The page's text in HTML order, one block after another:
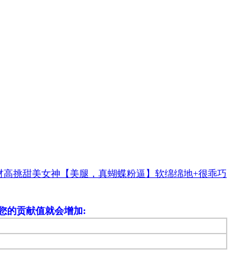
高挑甜美女神【美腿，真蝴蝶粉逼】软绵绵地+很乖巧
的贡献值就会增加: